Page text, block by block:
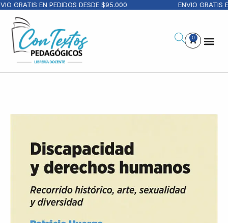
GRATIS EN PEDIDOS DESDE $95.000 ENVIO GRATIS
0